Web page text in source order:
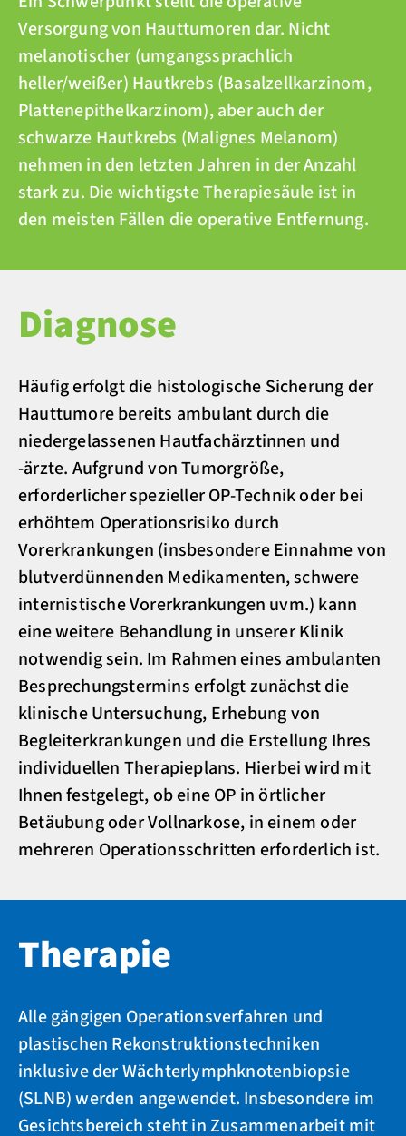
Versorgung von Hauttumoren dar. Nicht
melanotischer (umgangssprachlich
heller/weißer) Hautkrebs (Basalzellkarzinom,
Plattenepithelkarzinom), aber auch der
schwarze Hautkrebs (Malignes Melanom)
nehmen in den letzten Jahren in der Anzahl
stark zu. Die wichtigste Therapiesäule ist in
den meisten Fällen die operative Entfernung.
Diagnose
Häufig erfolgt die histologische Sicherung der
Hauttumore bereits ambulant durch die
niedergelassenen Hautfachärztinnen und
-ärzte. Aufgrund von Tumorgröße,
erforderlicher spezieller OP-Technik oder bei
erhöhtem Operationsrisiko durch
Vorerkrankungen (insbesondere Einnahme von
blutverdünnenden Medikamenten, schwere
internistische Vorerkrankungen uvm.) kann
eine weitere Behandlung in unserer Klinik
notwendig sein. Im Rahmen eines ambulanten
Besprechungstermins erfolgt zunächst die
klinische Untersuchung, Erhebung von
Begleiterkrankungen und die Erstellung Ihres
individuellen Therapieplans. Hierbei wird mit
Ihnen festgelegt, ob eine OP in örtlicher
Betäubung oder Vollnarkose, in einem oder
mehreren Operationsschritten erforderlich ist.
Therapie
Alle gängigen Operationsverfahren und
plastischen Rekonstruktionstechniken
inklusive der Wächterlymphknotenbiopsie
(SLNB) werden angewendet. Insbesondere im
Gesichtsbereich steht in Zusammenarbeit mit